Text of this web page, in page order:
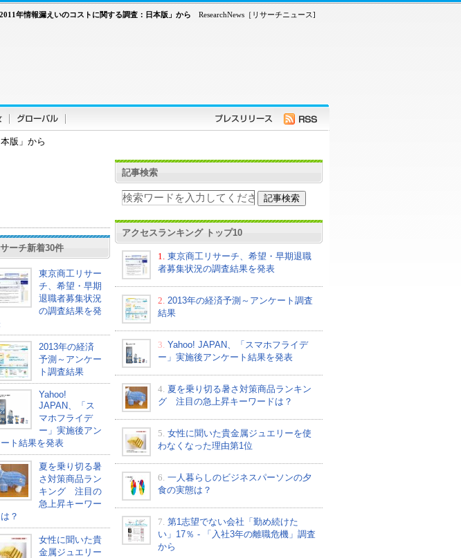
ResearchNews［リサーチニュース]
年情報漏えいのコストに関する調査：日本版」から
版」から
サーチ新着30件
東京商工リサー
チ、希望・早期
退職者募集状況
の調査結果を発
2013年の経済
予測～アンケー
ト調査結果
Yahoo!
JAPAN、「ス
マホフライデ
ー」実施後アン
ト結果を発表
夏を乗り切る暑
さ対策商品ラン
キング 注目の
急上昇キーワー
は？
女性に聞いた貴
金属ジュエリー
記事検索
アクセスランキング トップ10
1.
東京商工リサーチ、希望・早期退職
者募集状況の調査結果を発表
2. 2013年の経済予測～アンケート調査
結果
3. Yahoo! JAPAN、「スマホフライデ
ー」実施後アンケート結果を発表
4. 夏を乗り切る暑さ対策商品ランキン
グ 注目の急上昇キーワードは？
5. 女性に聞いた貴金属ジュエリーを使
わなくなった理由第1位
6. 一人暮らしのビジネスパーソンの夕
食の実態は？
7. 第1志望でない会社「勤め続けた
い」17％ - 「入社3年の離職危機」調査
から